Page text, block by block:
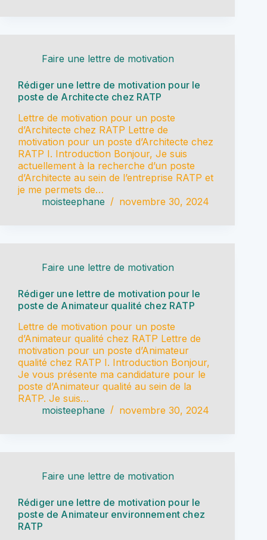
Faire une lettre de motivation
Rédiger une lettre de motivation pour le
poste de Architecte chez RATP
Lettre de motivation pour un poste
d’Architecte chez RATP Lettre de
motivation pour un poste d’Architecte chez
RATP I. Introduction Bonjour, Je suis
actuellement à la recherche d’un poste
d’Architecte au sein de l’entreprise RATP et
je me permets de…
moisteephane
novembre 30, 2024
Faire une lettre de motivation
Rédiger une lettre de motivation pour le
poste de Animateur qualité chez RATP
Lettre de motivation pour un poste
d’Animateur qualité chez RATP Lettre de
motivation pour un poste d’Animateur
qualité chez RATP I. Introduction Bonjour,
Je vous présente ma candidature pour le
poste d’Animateur qualité au sein de la
RATP. Je suis…
moisteephane
novembre 30, 2024
Faire une lettre de motivation
Rédiger une lettre de motivation pour le
poste de Animateur environnement chez
RATP